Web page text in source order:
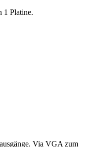
1 Platine.
Via VGA zum